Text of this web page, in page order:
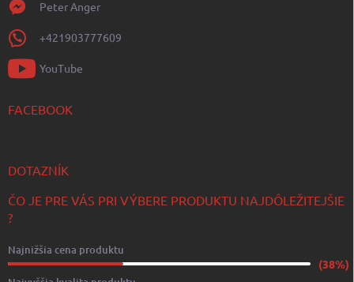
Peter Anger
+421903777609
YouTube
FACEBOOK
DOTAZNÍK
ČO JE PRE VÁS PRI VÝBERE PRODUKTU NAJDÔLEŽITEJŠIE
?
Najnižšia cena produktu
(38%)